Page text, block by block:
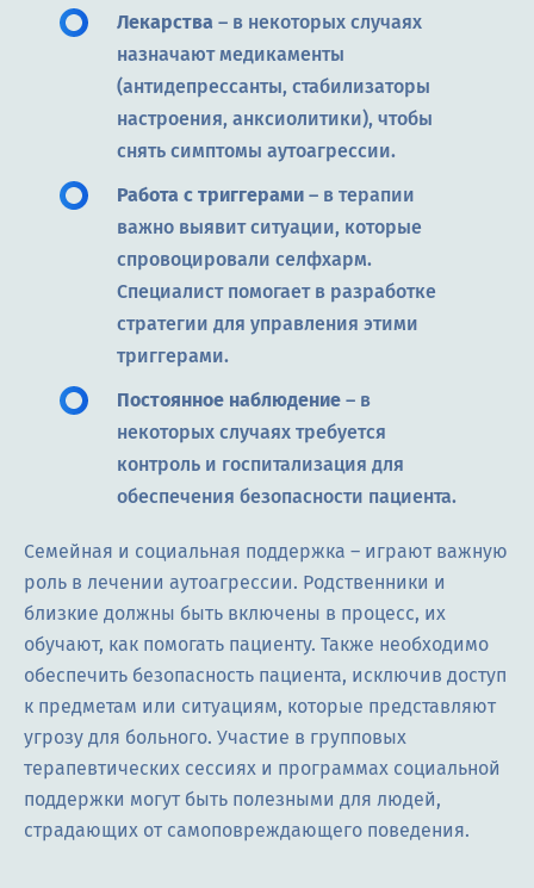
Лекарства – в некоторых случаях
назначают медикаменты
(антидепрессанты, стабилизаторы
настроения, анксиолитики), чтобы
снять симптомы аутоагрессии.
Работа с триггерами – в терапии
важно выявит ситуации, которые
спровоцировали селфхарм.
Специалист помогает в разработке
стратегии для управления этими
триггерами.
Постоянное наблюдение – в
некоторых случаях требуется
контроль и госпитализация для
обеспечения безопасности пациента.
Семейная и социальная поддержка – играют важную
роль в лечении аутоагрессии. Родственники и
близкие должны быть включены в процесс, их
обучают, как помогать пациенту. Также необходимо
обеспечить безопасность пациента, исключив доступ
к предметам или ситуациям, которые представляют
угрозу для больного. Участие в групповых
терапевтических сессиях и программах социальной
поддержки могут быть полезными для людей,
страдающих от самоповреждающего поведения.